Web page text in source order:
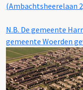
(Ambachtsheerelaan
N.B. De gemeente
gemeente Woerden